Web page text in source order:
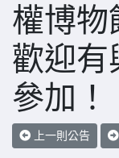
權博物
歡迎有
參加！
上一則公告